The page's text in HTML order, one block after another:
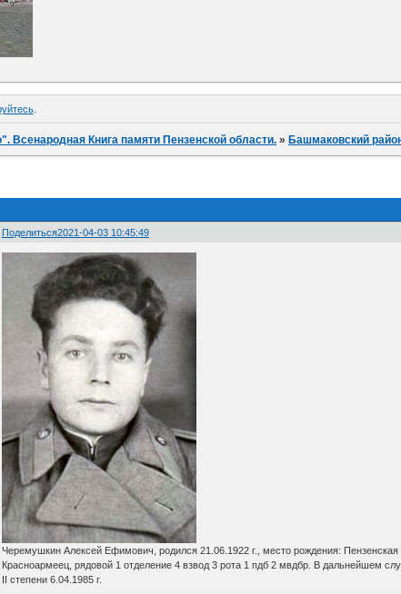
.
Всенародная Книга памяти Пензенской области. » Башмаковский
Поделиться2021-04-03 10:45:49
Черемушкин Алексей Ефимович, родился 21.06.1922 г., место рождения:
Красноармеец, рядовой 1 отделение 4 взвод 3 рота 1 пдб 2 мвдбр. В дальнейшем
II степени 6.04.1985 г.